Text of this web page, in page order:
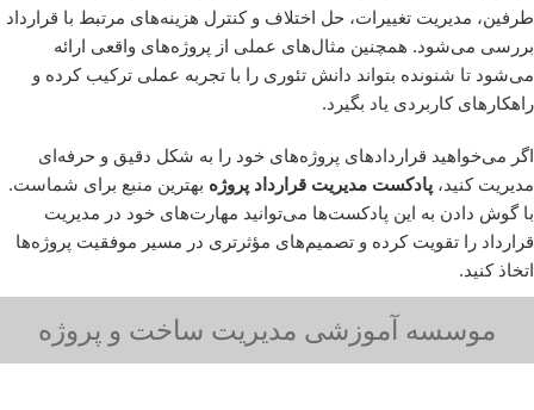
طرفین، مدیریت تغییرات، حل اختلاف و کنترل هزینه‌های مرتبط با قرارداد
بررسی می‌شود. همچنین مثال‌های عملی از پروژه‌های واقعی ارائه
می‌شود تا شنونده بتواند دانش تئوری را با تجربه عملی ترکیب کرده و
راهکارهای کاربردی یاد بگیرد.
اگر می‌خواهید قراردادهای پروژه‌های خود را به شکل دقیق و حرفه‌ای
مدیریت کنید، پادکست مدیریت قرارداد پروژه بهترین منبع برای شماست.
با گوش دادن به این پادکست‌ها می‌توانید مهارت‌های خود در مدیریت
قرارداد را تقویت کرده و تصمیم‌های مؤثرتری در مسیر موفقیت پروژه‌ها
اتخاذ کنید.
موسسه آموزشی مدیریت ساخت و پروژه